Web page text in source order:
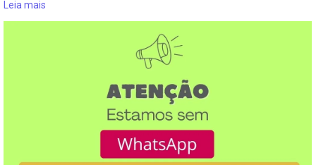
Leia mais